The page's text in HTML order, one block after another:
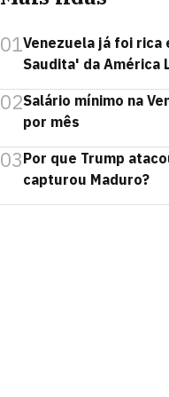
01Venezuela já foi rica
Saudita' da América
02Salário mínimo na
por mês
03Por que Trump
capturou Maduro?